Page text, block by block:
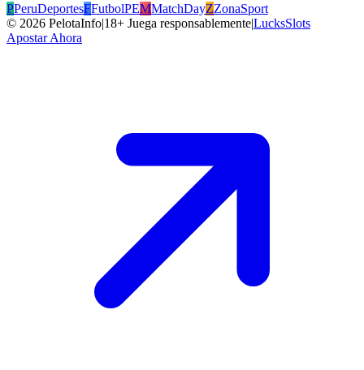
PPeruDeportesFFutbolPEMMatchDayZZonaSport
© 2026 PelotaInfo|18+ Juega responsablemente|LucksSlots
Apostar Ahora